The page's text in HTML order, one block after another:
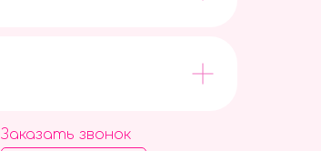
Заказать звонок